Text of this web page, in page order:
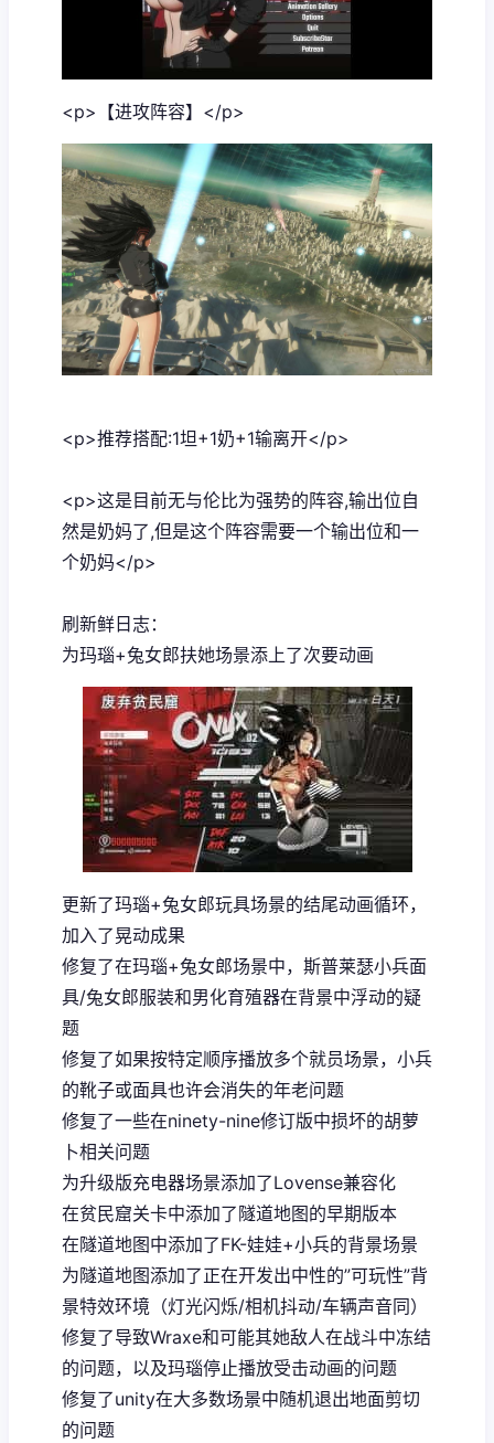
<p>【进攻阵容】</p>
<p>推荐搭配:1坦+1奶+1输离开</p>
<p>这是目前无与伦比为强势的阵容,输出位自
然是奶妈了,但是这个阵容需要一个输出位和一
个奶妈</p>
刷新鲜日志：
为玛瑙+兔女郎扶她场景添上了次要动画
更新了玛瑙+兔女郎玩具场景的结尾动画循环，
加入了晃动成果
修复了在玛瑙+兔女郎场景中，斯普莱瑟小兵面
具/兔女郎服装和男化育殖器在背景中浮动的疑
题
修复了如果按特定顺序播放多个就员场景，小兵
的靴子或面具也许会消失的年老问题
修复了一些在ninety-nine修订版中损坏的胡萝
卜相关问题
为升级版充电器场景添加了Lovense兼容化
在贫民窟关卡中添加了隧道地图的早期版本
在隧道地图中添加了FK-娃娃+小兵的背景场景
为隧道地图添加了正在开发出中性的”可玩性”背
景特效环境（灯光闪烁/相机抖动/车辆声音同）
修复了导致Wraxe和可能其她敌人在战斗中冻结
的问题，以及玛瑙停止播放受击动画的问题
修复了unity在大多数场景中随机退出地面剪切
的问题